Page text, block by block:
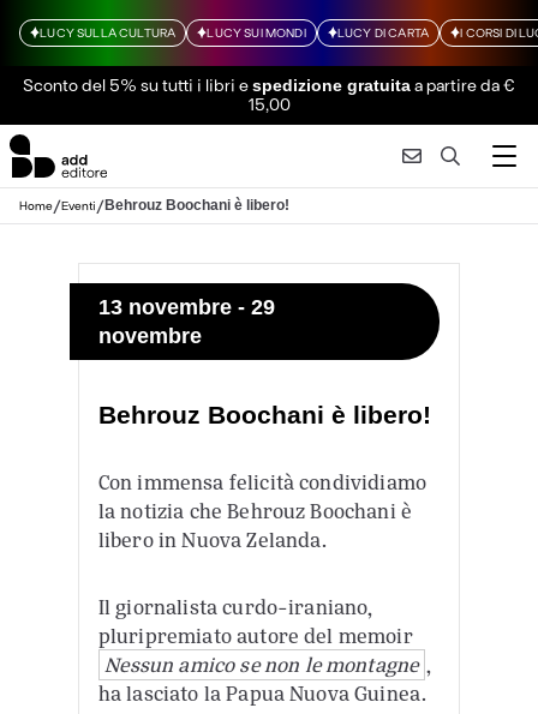
LUCY SULLA CULTURA LUCY SUI MONDI LUCY DI CARTA I CORSI DI
Sconto del 5% su tutti i libri espedizione gratuitaa partire da €
15,00
Home/Eventi/Behrouz Boochani è libero!
13 novembre - 29
novembre
Behrouz Boochani è libero!
Con immensa felicità condividiamo
la notizia che Behrouz Boochani è
libero in Nuova Zelanda.
Il giornalista curdo-iraniano,
pluripremiato autore del memoir
Nessun amico se non le montagne ,
ha lasciato la Papua Nuova Guinea.